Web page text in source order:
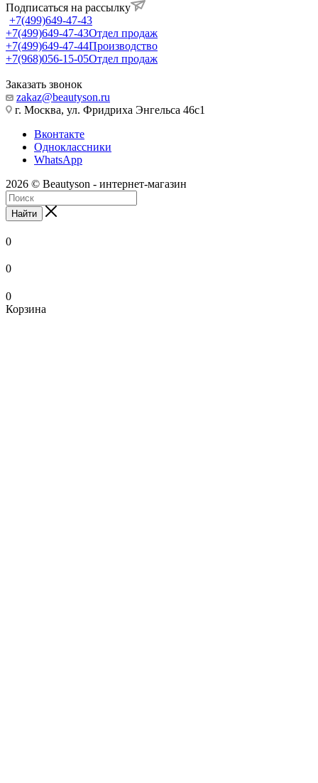
Подписаться на рассылку
+7(499)649-47-43
+7(499)649-47-43Отдел продаж
+7(499)649-47-44Производство
+7(968)056-15-05Отдел продаж
Заказать звонок
zakaz@beautyson.ru
г. Москва, ул. Фридриха Энгельса 46с1
Вконтакте
Одноклассники
WhatsApp
2026 © Beautyson - интернет-магазин
Найти
0
0
0
Корзина